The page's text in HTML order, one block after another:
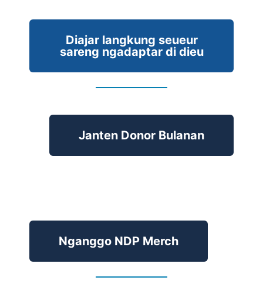
Diajar langkung seueur
sareng ngadaptar di dieu
Janten Donor Bulanan
Nganggo NDP Merch